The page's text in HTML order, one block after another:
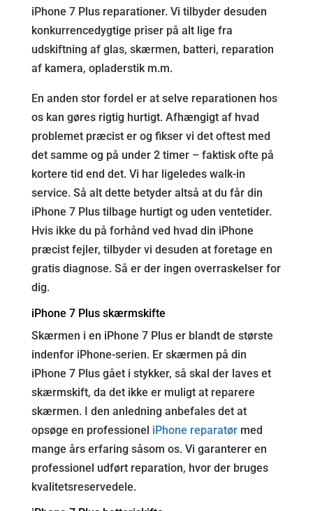
iPhone 7 Plus reparationer. Vi tilbyder desuden
konkurrencedygtige priser på alt lige fra
udskiftning af glas, skærmen, batteri, reparation
af kamera, opladerstik m.m.
En anden stor fordel er at selve reparationen hos
os kan gøres rigtig hurtigt. Afhængigt af hvad
problemet præcist er og fikser vi det oftest med
det samme og på under 2 timer – faktisk ofte på
kortere tid end det. Vi har ligeledes walk-in
service. Så alt dette betyder altså at du får din
iPhone 7 Plus tilbage hurtigt og uden ventetider.
Hvis ikke du på forhånd ved hvad din iPhone
præcist fejler, tilbyder vi desuden at foretage en
gratis diagnose. Så er der ingen overraskelser for
dig.
iPhone 7 Plus skærmskifte
Skærmen i en iPhone 7 Plus er blandt de største
indenfor iPhone-serien. Er skærmen på din
iPhone 7 Plus gået i stykker, så skal der laves et
skærmskift, da det ikke er muligt at reparere
skærmen. I den anledning anbefales det at
opsøge en professionel iPhone reparatør med
mange års erfaring såsom os. Vi garanterer en
professionel udført reparation, hvor der bruges
kvalitetsreservedele.